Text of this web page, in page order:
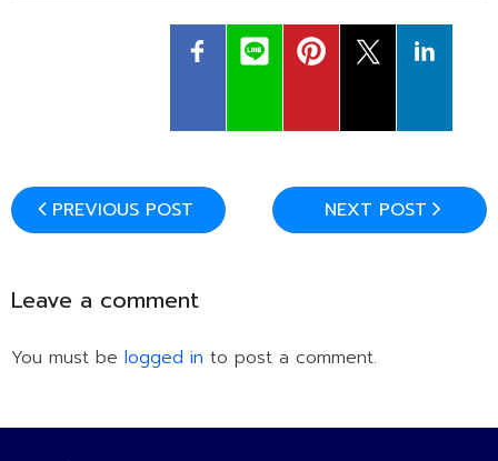
PREVIOUS POST NEXT POST
Leave a comment
You must be logged in to post a comment.